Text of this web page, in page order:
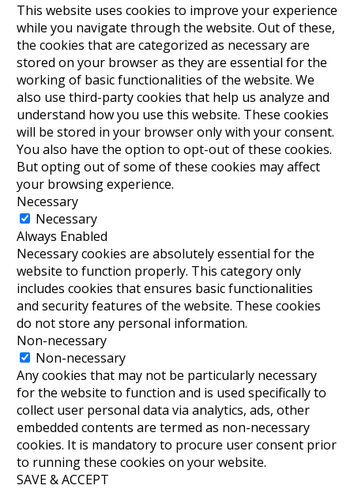
This website uses cookies to improve your experience
while you navigate through the website. Out of these,
the cookies that are categorized as necessary are
stored on your browser as they are essential for the
working of basic functionalities of the website. We
also use third-party cookies that help us analyze and
understand how you use this website. These cookies
will be stored in your browser only with your consent.
You also have the option to opt-out of these cookies.
But opting out of some of these cookies may affect
your browsing experience.
Necessary
Necessary
Always Enabled
Necessary cookies are absolutely essential for the
website to function properly. This category only
includes cookies that ensures basic functionalities
and security features of the website. These cookies
do not store any personal information.
Non-necessary
Non-necessary
Any cookies that may not be particularly necessary
for the website to function and is used specifically to
collect user personal data via analytics, ads, other
embedded contents are termed as non-necessary
cookies. It is mandatory to procure user consent prior
to running these cookies on your website.
SAVE & ACCEPT